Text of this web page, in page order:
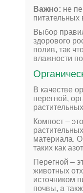
Важно: не
питательных
Выбор
здорового
полив, так
влажности
В качестве
перегной,
Компост –
материала.
таких как
Перегной –
животных
источником
почвы, а